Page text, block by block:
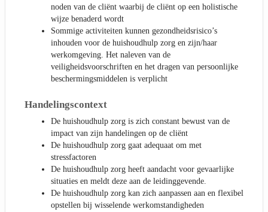
noden van de cliënt waarbij de cliënt op een holistische
wijze benaderd wordt
Sommige activiteiten kunnen gezondheidsrisico’s
inhouden voor de huishoudhulp zorg en zijn/haar
werkomgeving. Het naleven van de
veiligheidsvoorschriften en het dragen van persoonlijke
beschermingsmiddelen is verplicht
Handelingscontext
De huishoudhulp zorg is zich constant bewust van de
impact van zijn handelingen op de cliënt
De huishoudhulp zorg gaat adequaat om met
stressfactoren
De huishoudhulp zorg heeft aandacht voor gevaarlijke
situaties en meldt deze aan de leidinggevende.
De huishoudhulp zorg kan zich aanpassen aan en flexibel
opstellen bij wisselende werkomstandigheden